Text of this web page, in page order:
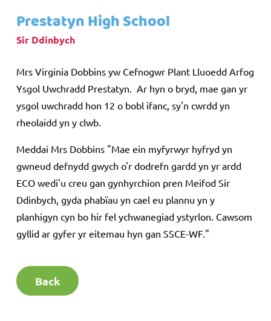
Prestatyn High School
Sir Ddinbych
Mrs Virginia Dobbins yw Cefnogwr Plant Lluoedd Arfog
Ysgol Uwchradd Prestatyn.
Ar hyn o bryd, mae gan yr
ysgol uwchradd hon 12 o bobl ifanc, sy'n cwrdd yn
rheolaidd yn y clwb.
Meddai Mrs Dobbins "Mae ein myfyrwyr hyfryd yn
gwneud defnydd gwych o'r dodrefn gardd yn yr ardd
ECO wedi'u creu gan gynhyrchion pren Meifod Sir
Ddinbych, gyda phabïau yn cael eu plannu yn y
planhigyn cyn bo hir fel ychwanegiad ystyrlon. Cawsom
gyllid ar gyfer yr eitemau hyn gan SSCE-WF."
Back